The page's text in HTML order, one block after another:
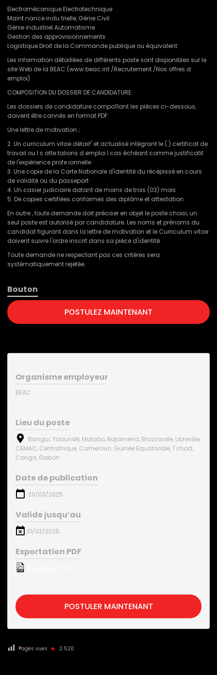
Electromécanique Electrotechnique
Maint nance indu trielle, Génie Civil
Génie industriel Automatisme
Gestion des approvisionnements
Logistique Droit de la Commande publique ou équivalent
Les information détaillées de différents poste sont disponibles sur le
site Web de la BEAC (www.beac.int /Recrutement /Nos offres d
emploi).
COMPOSITION DU DOSSIER DE CANDIDATURE:
Les dossiers de candidature compo11ant les pièces ci-dessous,
doivent être cannés en format PDF:
Une lettre de motivation ;
2. Un curriculum vitae détail!' et actualisé intégrant le ( ) certificat de
travail ou I s atte talions d emploi I cas échéant comme justificatif
de l'expérience profe ionnelle ·
3. Une copie de la Carte Nationale d'identité du récépissé en cours
de validité ou du passeport·
4. Un casier judiciaire datant de moins de trois (03) mois ·
5. De copies certifiées conformes des diplôme et attestation
En outre , toute demande doit préciser en objet le poste choisi, un
seul poste est autorisé par candidature. Les noms et prénoms du
candidat figurant dans la lettre de motivation et le Curriculum vitae
doivent suivre l'ordre inscrit dans sa pièce d'identité.
Toute demande ne respectant pas ces critères sera
systématiquement rejetée.
Bouton
POSTULEZ MAINTENANT
Organisme employeur
BEAC
Lieu du poste
Bangui, Yaoundé, Malabo, Ndjamena, Brazzaville, Libreville,
CEMAC, Centrafrique, Cameroun, Guinée Equatoriale, Tchad,
Congo, Gabon
Date de publication
20/03/2025
Valide jusqu’au
31/03/2025
Exportation PDF
POSTULER MAINTENANT
Pages vues 2 520